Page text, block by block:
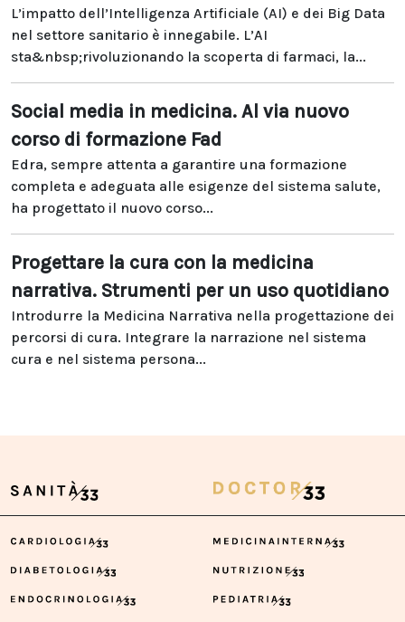
L’impatto dell’Intelligenza Artificiale (AI) e dei Big Data
nel settore sanitario è innegabile. L’AI
sta&nbsp;rivoluzionando la scoperta di farmaci, la...
Social media in medicina. Al via nuovo
corso di formazione Fad
Edra, sempre attenta a garantire una formazione
completa e adeguata alle esigenze del sistema salute,
ha progettato il nuovo corso...
Progettare la cura con la medicina
narrativa. Strumenti per un uso quotidiano
Introdurre la Medicina Narrativa nella progettazione dei
percorsi di cura. Integrare la narrazione nel sistema
cura e nel sistema persona...